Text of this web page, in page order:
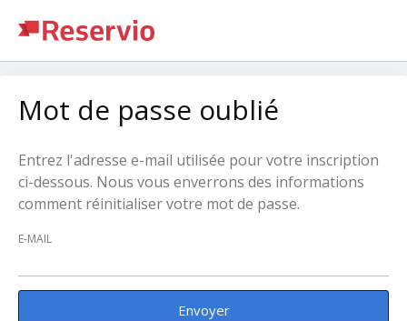
Mot de passe oublié
Entrez l'adresse e-mail utilisée pour votre inscription
ci-dessous. Nous vous enverrons des informations
comment réinitialiser votre mot de passe.
E-MAIL
Envoyer